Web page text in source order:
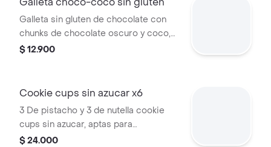
Galleta sin gluten de chocolate con
chunks de chocolate oscuro y coco,
sin azúcar - sin gluten - apta para
con alulosa
$ 12.900
Cookie cups sin azucar x6
3 De pistacho y 3 de nutella cookie
cups sin azucar, aptas para
diabeticos, endulzadas con alulosa.
$ 24.000